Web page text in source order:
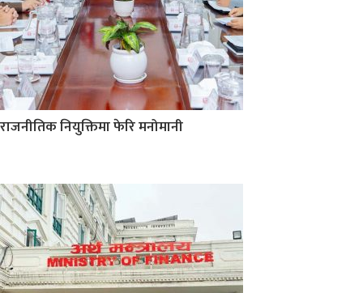
राजनीतिक नियुक्तिमा फेरि मनोमानी